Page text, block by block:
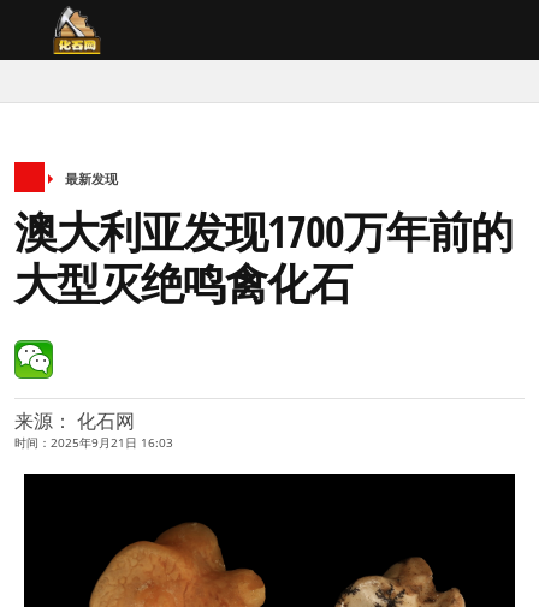
最新发现
澳大利亚发现1700万年前的
大型灭绝鸣禽化石
来源： 化石网
时间：2025年9月21日 16:03